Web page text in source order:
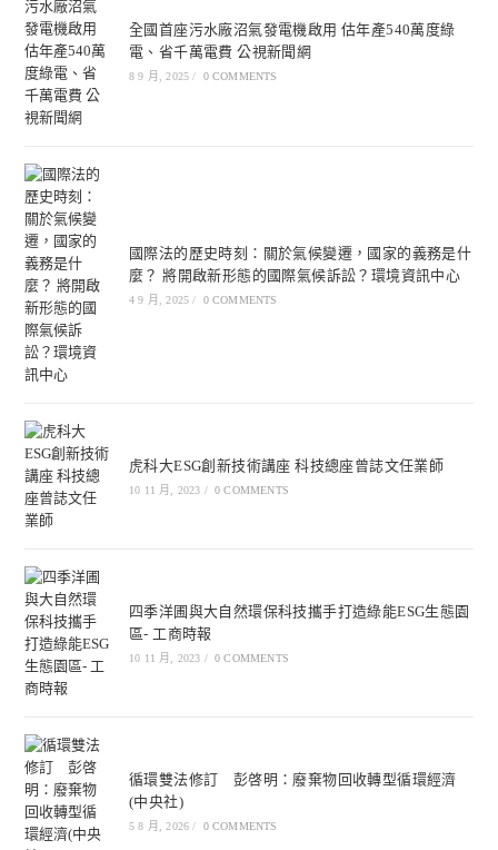
全國首座污水廠沼氣發電機啟用 估年產540萬度綠
電、省千萬電費 公視新聞網
8 9 月, 2025 / 0 COMMENTS
國際法的歷史時刻：關於氣候變遷，國家的義務是什
麼？ 將開啟新形態的國際氣候訴訟？環境資訊中心
4 9 月, 2025 / 0 COMMENTS
虎科大ESG創新技術講座 科技總座曾誌文任業師
10 11 月, 2023 / 0 COMMENTS
四季洋圃與大自然環保科技攜手打造綠能ESG生態園
區- 工商時報
10 11 月, 2023 / 0 COMMENTS
循環雙法修訂 彭啓明：廢棄物回收轉型循環經濟
(中央社)
5 8 月, 2026 / 0 COMMENTS